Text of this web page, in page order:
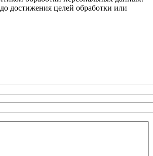
до достижения целей обработки или